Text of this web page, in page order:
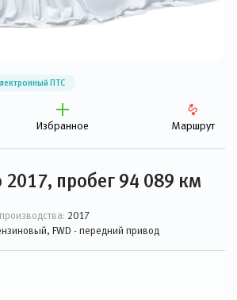
ПТС
Избранное Маршрут
2017, пробег 94 089 км
2017
FWD - передний привод